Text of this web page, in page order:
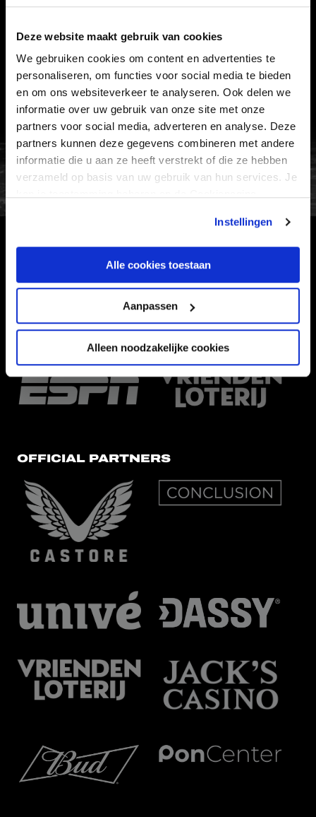
Deze website maakt gebruik van cookies
We gebruiken cookies om content en advertenties te
personaliseren, om functies voor social media te bieden
en om ons websiteverkeer te analyseren. Ook delen we
informatie over uw gebruik van onze site met onze
partners voor social media, adverteren en analyse. Deze
partners kunnen deze gegevens combineren met andere
informatie die u aan ze heeft verstrekt of die ze hebben
verzameld op basis van uw gebruik van hun services. Je
Instellingen
Alle cookies toestaan
Aanpassen
Alleen noodzakelijke cookies
VEELGESTELDE VRAGEN
CONTACT
WERKEN BIJ
VERTROUWENSPERSOON
FC Utrecht<br>vanuit<br>het
EREDIVISIEPARTNERS
OFFICIAL PARTNERS